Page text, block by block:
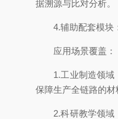
据溯源与比对分析。
4.辅助配套模块：
应用场景覆盖：
1.工业制造领域：
保障生产全链路的材
2.科研教学领域：